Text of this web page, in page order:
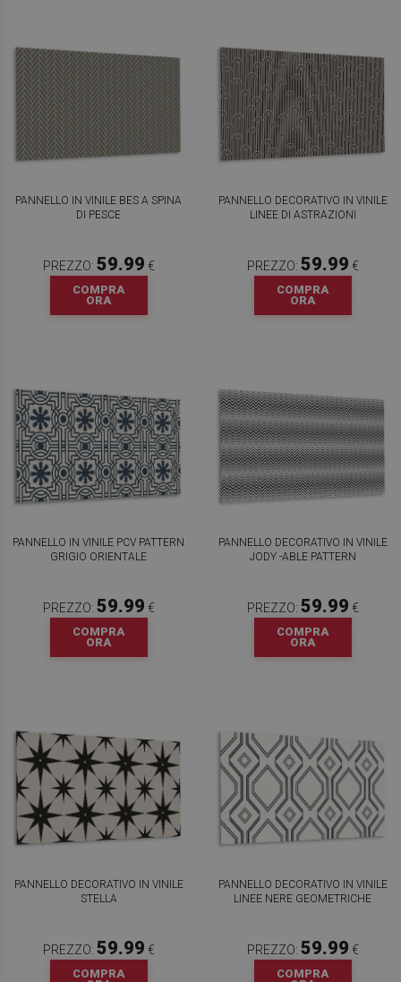
PANNELLO IN VINILE BES A SPINA
DI PESCE
PREZZO: 59.99 €
COMPRA
ORA
PANNELLO DECORATIVO IN VINILE
LINEE DI ASTRAZIONI
PREZZO: 59.99 €
COMPRA
ORA
PANNELLO IN VINILE PCV PATTERN
GRIGIO ORIENTALE
PREZZO: 59.99 €
COMPRA
ORA
PANNELLO DECORATIVO IN VINILE
JODY -ABLE PATTERN
PREZZO: 59.99 €
COMPRA
ORA
PANNELLO DECORATIVO IN VINILE
STELLA
PREZZO: 59.99 €
COMPRA
PANNELLO DECORATIVO IN VINILE
LINEE NERE GEOMETRICHE
PREZZO: 59.99 €
COMPRA